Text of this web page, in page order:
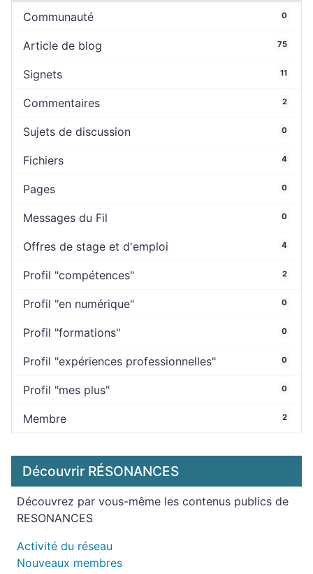
Communauté 0
Article de blog 75
Signets 11
Commentaires 2
Sujets de discussion 0
Fichiers 4
Pages 0
Messages du Fil 0
Offres de stage et d'emploi 4
Profil "compétences" 2
Profil "en numérique" 0
Profil "formations" 0
Profil "expériences professionnelles" 0
Profil "mes plus" 0
Membre 2
Découvrir RÉSONANCES
Découvrez par vous-même les contenus publics de
RESONANCES
Activité du réseau
Nouveaux membres